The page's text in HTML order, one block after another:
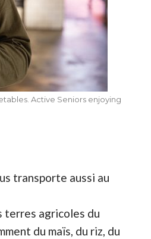
Active Seniors enjoying
transporte aussi au
terres agricoles du
du maïs, du riz, du